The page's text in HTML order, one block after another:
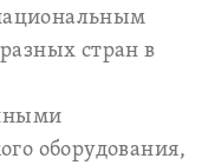
стран в
оборудования,